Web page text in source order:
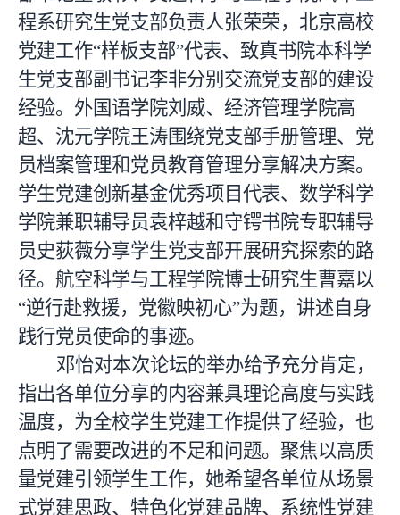
程系研究生党支部负责人张荣荣，北京高校
党建工作“样板支部”代表、致真书院本科学
生党支部副书记李非分别交流党支部的建设
经验。外国语学院刘威、经济管理学院高
超、沈元学院王涛围绕党支部手册管理、党
员档案管理和党员教育管理分享解决方案。
学生党建创新基金优秀项目代表、数学科学
学院兼职辅导员袁梓越和守锷书院专职辅导
员史荻薇分享学生党支部开展研究探索的路
径。航空科学与工程学院博士研究生曹嘉以
“逆行赴救援，党徽映初心”为题，讲述自身
践行党员使命的事迹。
邓怡对本次论坛的举办给予充分肯定，
指出各单位分享的内容兼具理论高度与实践
温度，为全校学生党建工作提供了经验，也
点明了需要改进的不足和问题。聚焦以高质
量党建引领学生工作，她希望各单位从场景
式党建思政、特色化党建品牌、系统性党建